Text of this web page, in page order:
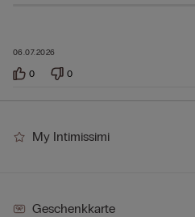
06.07.2026
0 0
My Intimissimi
Geschenkkarte